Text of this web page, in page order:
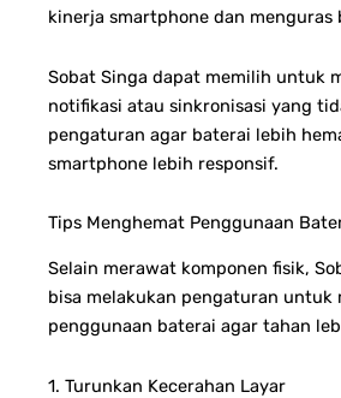
kinerja smartphone dan menguras
Sobat Singa dapat memilih untuk
notifikasi atau sinkronisasi yang
pengaturan agar baterai lebih
smartphone lebih responsif.
Tips Menghemat Penggunaan
Selain merawat komponen fisik,
bisa melakukan pengaturan untuk
penggunaan baterai agar tahan
1. Turunkan Kecerahan Layar